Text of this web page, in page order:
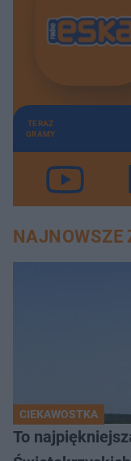
TERAZ
GRAMY
NAJNOWSZE
CIEKAWOSTKA
To